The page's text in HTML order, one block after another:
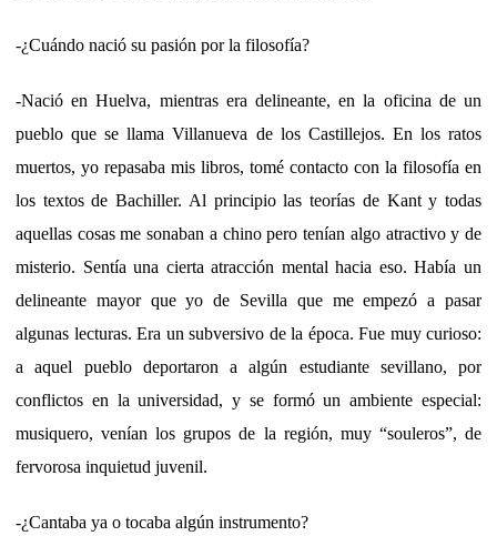
-¿Cuándo nació su pasión por la filosofía?
-Nació en Huelva, mientras era delineante, en la oficina de un
pueblo que se llama Villanueva de los Castillejos. En los ratos
muertos, yo repasaba mis libros, tomé contacto con la filosofía en
los textos de Bachiller. Al principio las teorías de Kant y todas
aquellas cosas me sonaban a chino pero tenían algo atractivo y de
misterio. Sentía una cierta atracción mental hacia eso. Había un
delineante mayor que yo de Sevilla que me empezó a pasar
algunas lecturas. Era un subversivo de la época. Fue muy curioso:
a aquel pueblo deportaron a algún estudiante sevillano, por
conflictos en la universidad, y se formó un ambiente especial:
musiquero, venían los grupos de la región, muy “souleros”, de
fervorosa inquietud juvenil.
-¿Cantaba ya o tocaba algún instrumento?